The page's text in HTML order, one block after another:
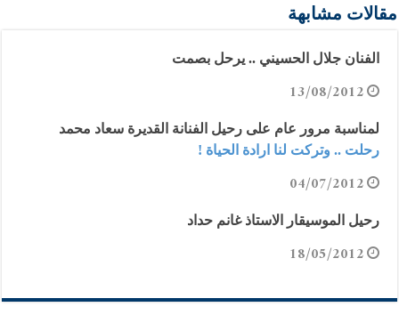
مقالات مشابهة
الفنان جلال الحسيني .. يرحل بصمت
13/08/2012
لمناسبة مرور عام على رحيل الفنانة القديرة سعاد محمد
رحلت .. وتركت لنا ارادة الحياة !
04/07/2012
رحيل الموسيقار الاستاذ غانم حداد
18/05/2012